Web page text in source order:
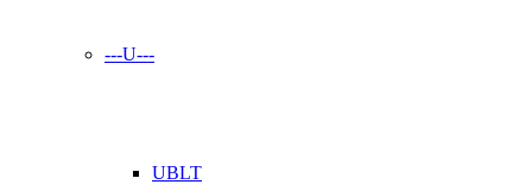
---U---
UBLT